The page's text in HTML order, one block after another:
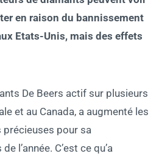
en raison du bannissement
Etats-Unis, mais des effets
De Beers actif sur plusieurs
et au Canada, a augmenté les
pour sa
l’année. C’est ce qu’a